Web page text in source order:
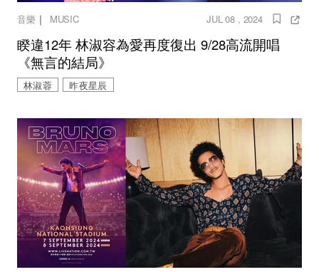
音樂 ｜ MUSIC JUL 08 , 2024
睽違12年 林淑容為愛再度復出 9/28高流開唱
《無言的結局》
林淑蓉 昨夜星辰